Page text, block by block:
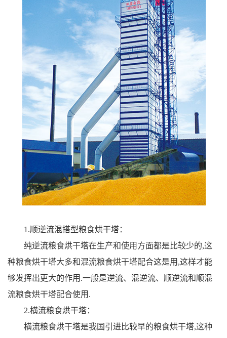
1.顺逆流混搭型粮食烘干塔：
纯逆流粮食烘干塔在生产和使用方面都是比较少的,这
种粮食烘干塔大多和混流粮食烘干塔配合这是用,这样才能
够发挥出更大的作用.一般是逆流、混逆流、顺逆流和顺混
流粮食烘干塔配合使用.
2.横流粮食烘干塔：
横流粮食烘干塔是我国引进比较早的粮食烘干塔,这种